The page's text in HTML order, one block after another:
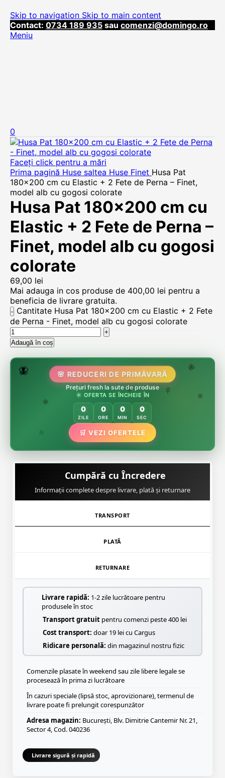
Skip to navigation Skip to main content
Contact: 0734 189 935 sau comenzi@domingo.ro
Meniu
0
Faceți click pentru a mări
Prima pagină Huse saltea Huse Finet Husa Pat
180×200 cm cu Elastic + 2 Fete de Perna – Finet,
model alb cu gogosi colorate
Husa Pat 180×200 cm cu
Elastic + 2 Fete de Perna –
Finet, model alb cu gogosi
colorate
69,00 lei
Mai adauga in cos produse de 400,00 lei pentru a
beneficia de livrare gratuita.
Cantitate Husa Pat 180x200 cm cu Elastic + 2 Fete
de Perna - Finet, model alb cu gogosi colorate
Adaugă în coș
🌸
🌸
🏵️
🌷
🦋 🌸 REDUCERI DE PRIMĂVARĂ
Prețuri fresh la sute de produse
☀️ OFERTA SE ÎNCHEIE ÎN
0
ZILE
0
ORE
0
MIN
0
SEC
🛒 VEZI OFERTELE
Cumpără cu Încredere
Informații complete despre livrare, plată și returnare
TRANSPORT
PLATĂ
RETURNARE
Livrare rapidă: 1-2 zile lucrătoare pentru
produsele în stoc
Transport gratuit pentru comenzi peste 400 lei
Cost transport: doar 19 lei cu Cargus
Ridicare personală: din magazinul nostru fizic
Comenzile plasate în weekend sau zile libere legale se
procesează în prima zi lucrătoare
În cazuri speciale (lipsă stoc, aprovizionare), termenul de
livrare poate fi prelungit corespunzător
Adresa magazin: București, Blv. Dimitrie Cantemir Nr. 21,
Sector 4, Cod. 040236
Livrare sigură și rapidă